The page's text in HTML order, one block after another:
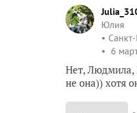
Юлия
6
Нет, Людмила,
не она)) хотя